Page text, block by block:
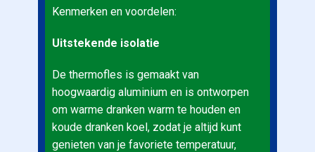
Kenmerken en voordelen:
Uitstekende isolatie
De thermofles is gemaakt van
hoogwaardig aluminium en is ontworpen
om warme dranken warm te houden en
koude dranken koel, zodat je altijd kunt
genieten van je favoriete temperatuur,